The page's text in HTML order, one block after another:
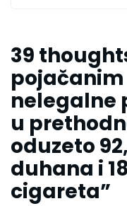
39
nelegalne
u
oduzeto
duhana i
cigareta”